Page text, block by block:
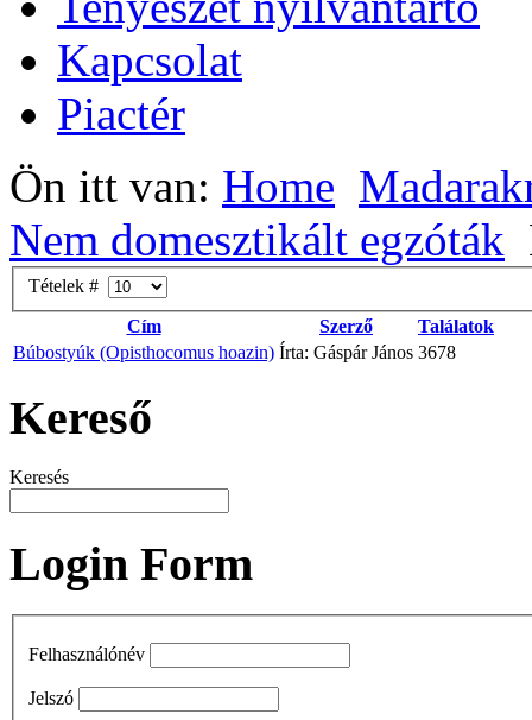
Kapcsolat
Piactér
Ön itt van: Home
Nem domesztikált egzóták
Tételek #
Cím
Szerző
Találatok
Búbostyúk (Opisthocomus hoazin) Írta: Gáspár János 3678
Kereső
Keresés
Login Form
Felhasználónév
Jelszó